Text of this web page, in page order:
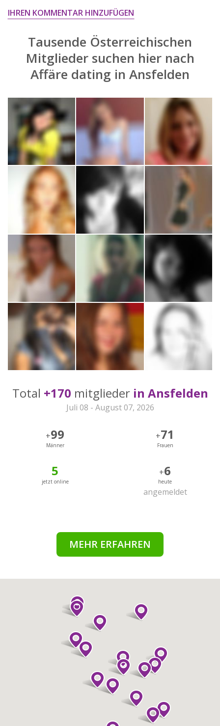
IHREN KOMMENTAR HINZUFÜGEN
Tausende Österreichischen
Mitglieder suchen hier nach
Affäre dating in Ansfelden
Total +170 mitglieder in Ansfelden
Juli 08 - August 07, 2026
+99
Männer
+71
Frauen
5
jetzt online
+6
heute
angemeldet
MEHR ERFAHREN